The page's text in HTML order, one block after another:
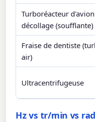
Turboréacteur
décollage (soufflante)
Fraise de dentiste
air)
Ultracentrifugeuse
Hz vs tr/min vs